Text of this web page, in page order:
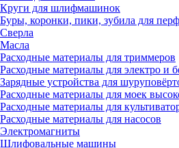
Круги для шлифмашинок
Буры, коронки, пики, зубила для
Сверла
Масла
Расходные материалы для триммеров
Расходные материалы для электро и
Зарядные устройства для
Расходные материалы для моек
Расходные материалы для
Расходные материалы для насосов
Электромагниты
Шлифовальные машины